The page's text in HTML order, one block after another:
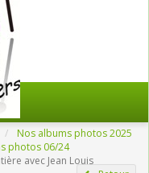
Nos albums photos 2025
photos 06/24
avec Jean Louis